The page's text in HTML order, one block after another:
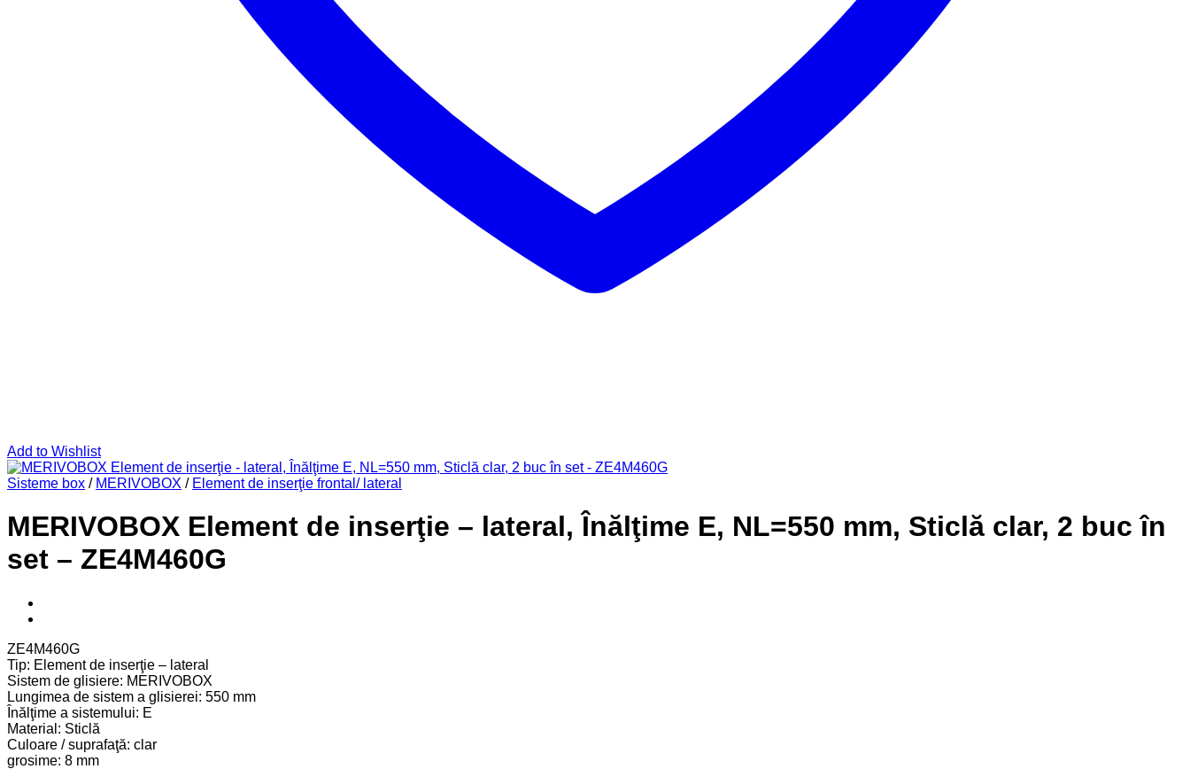
Add to Wishlist
Sisteme box / MERIVOBOX / Element de inserţie frontal/ lateral
MERIVOBOX Element de inserţie – lateral, Înălţime E, NL=550 mm, Sticlă clar, 2 buc în
set – ZE4M460G
ZE4M460G
Tip: Element de inserţie – lateral
Sistem de glisiere: MERIVOBOX
Lungimea de sistem a glisierei: 550 mm
Înălţime a sistemului: E
Material: Sticlă
Culoare / suprafaţă: clar
grosime: 8 mm